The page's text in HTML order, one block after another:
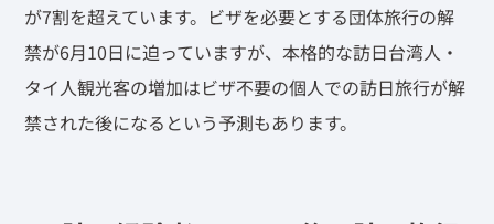
が7割を超えています。ビザを必要とする団体旅行の解
禁が6月10日に迫っていますが、本格的な訪日台湾人・
タイ人観光客の増加はビザ不要の個人での訪日旅行が解
禁された後になるという予測もあります。